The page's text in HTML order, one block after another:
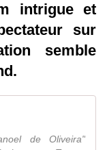
intrigue et
sur
semble
de Oliveira"